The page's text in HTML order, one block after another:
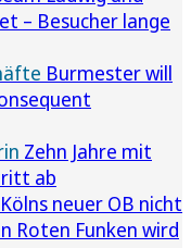
– Besucher lange
Burmester will
Zehn Jahre mit
ab
neuer OB nicht
Roten Funken wird